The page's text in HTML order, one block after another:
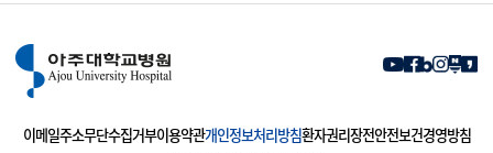
이메일주소무단수집거부이용약관개인정보처리방침환자권리장전안전보건경영방침